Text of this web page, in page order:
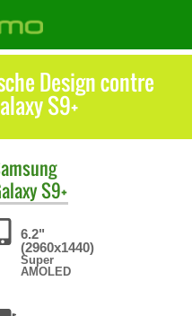
Design contre
S9+
S9+
6.2"
(2960x1440)
Super
AMOLED